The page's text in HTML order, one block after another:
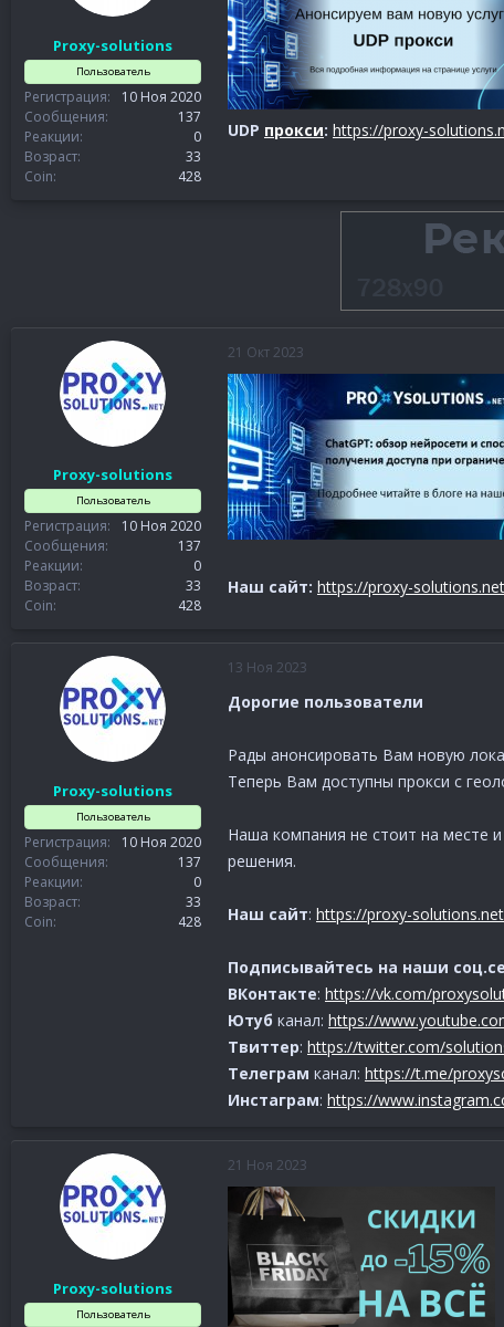
Proxy-solutions
Пользователь
Регистрация
10 Ноя 2020
Сообщения
137
Реакции
0
Возраст
33
Coin
428
UDP прокси: https://proxy-
Proxy-solutions
Пользователь
Регистрация
10 Ноя 2020
Сообщения
137
Реакции
0
Возраст
33
Coin
428
21 Окт 2023
Наш сайт: https://proxy-
Proxy-solutions
Пользователь
Регистрация
10 Ноя 2020
Сообщения
137
Реакции
0
Возраст
33
Coin
428
13 Ноя 2023
Дорогие пользователи
Рады анонсировать Вам новую
Теперь Вам доступны прокси с
Наша компания не стоит на месте
решения.
Наш сайт: https://proxy-
Подписывайтесь на наши
ВКонтакте: https://vk.com/
Ютуб канал: https://
Твиттер: https://twitter.com/
Телеграм канал: https://t.me/
Инстаграм: https://
Proxy-solutions
Пользователь
21 Ноя 2023